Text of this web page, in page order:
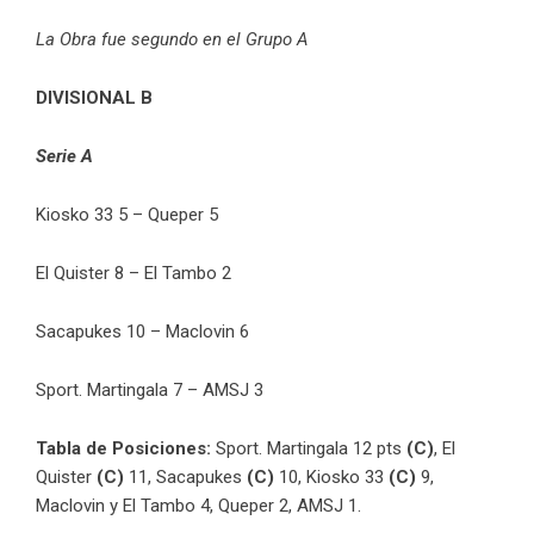
La Obra fue segundo en el Grupo A
DIVISIONAL B
Serie A
Kiosko 33 5 – Queper 5
El Quister 8 – El Tambo 2
Sacapukes 10 – Maclovin 6
Sport. Martingala 7 – AMSJ 3
Tabla de Posiciones: Sport. Martingala 12 pts (C), El
Quister (C) 11, Sacapukes (C) 10, Kiosko 33 (C) 9,
Maclovin y El Tambo 4, Queper 2, AMSJ 1.